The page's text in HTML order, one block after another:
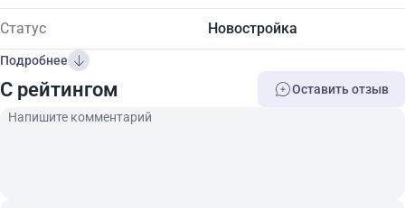
Статус Новостройка
Подробнее
C рейтингом Оставить отзыв